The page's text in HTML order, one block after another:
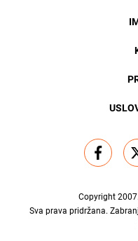
Copyright
Sva prava pridržana.